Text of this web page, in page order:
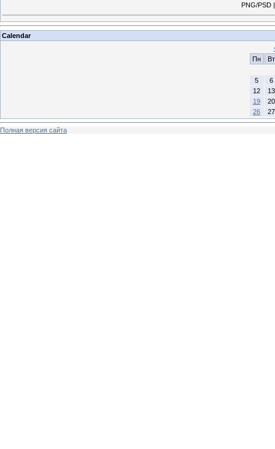
PNG/PSD
Calendar
Пн
Вт
5
6
12
13
19
20
26
27
Полная версия сайта